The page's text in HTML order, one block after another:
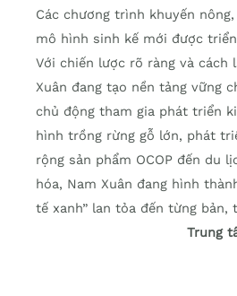
Các chương trình khuyến
mô hình sinh kế mới được
Với chiến lược rõ ràng và cách
Xuân đang tạo nền tảng vững
chủ động tham gia phát triển
hình trồng rừng gỗ lớn, phát
rộng sản phẩm OCOP đến du
hóa, Nam Xuân đang hình
tế xanh” lan tỏa đến từng bản,
Trung